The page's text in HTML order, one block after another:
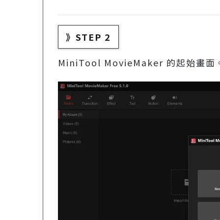
》STEP 2
MiniTool MovieMaker 的起始畫面